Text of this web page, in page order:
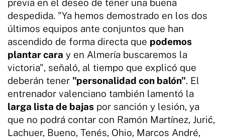
previa en el deseo de tener una buena
despedida. "Ya hemos demostrado en los dos
últimos equipos ante conjuntos que han
ascendido de forma directa que podemos
plantar cara y en Almería buscaremos la
victoria", señaló, al tiempo que explicó que
deberán tener "personalidad con balón". El
entrenador valenciano también lamentó la
larga lista de bajas por sanción y lesión, ya
que no podrá contar con Ramón Martínez, Jurić,
Lachuer, Bueno, Tenés, Ohio, Marcos André,